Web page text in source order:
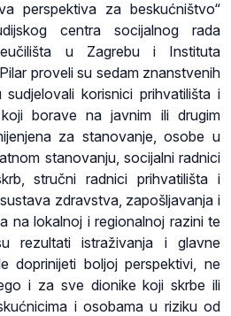
perspektiva za beskućništvo“
centra socijalnog rada
u Zagrebu i Instituta
proveli su sedam znanstvenih
korisnici prihvatilišta i
borave na javnim ili drugim
za stanovanje, osobe u
stanovanju, socijalni radnici
stručni radnici prihvatilišta i
zdravstva, zapošljavanja i
na lokalnoj i regionalnoj razini te
rezultati istraživanja i glavne
doprinijeti boljoj perspektivi, ne
i za sve dionike koji skrbe ili
i osobama u riziku od